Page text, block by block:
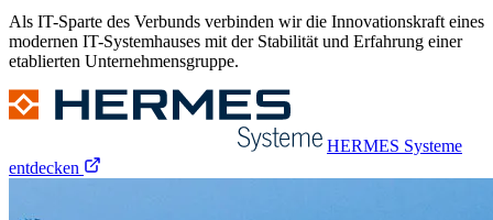
Als IT-Sparte des Verbunds verbinden wir die Innovationskraft eines
modernen IT-Systemhauses mit der Stabilität und Erfahrung einer
etablierten Unternehmensgruppe.
HERMES Systeme
entdecken